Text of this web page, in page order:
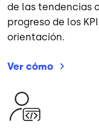
de las tendencias
progreso de los
orientación.
Ver cómo
Imagen